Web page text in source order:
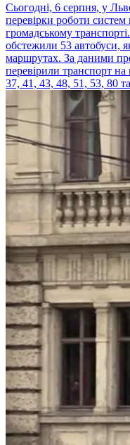
Сьогодні, 6 серпня, у
перевірки роботи
громадському
обстежили 53 автобуси,
маршрутах. За даними
перевірили транспорт
37, 41, 43, 48, 51, 53, 80